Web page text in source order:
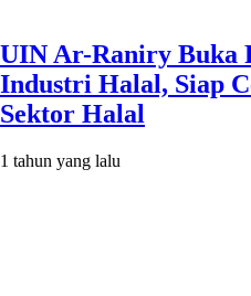
UIN Ar-Raniry Buka
Industri Halal, Siap
Sektor Halal
1 tahun yang lalu